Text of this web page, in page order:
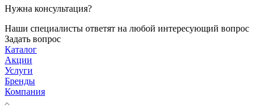
Нужна консультация?
Наши специалисты ответят на любой интересующий вопрос
Задать вопрос
Каталог
Акции
Услуги
Бренды
Компания